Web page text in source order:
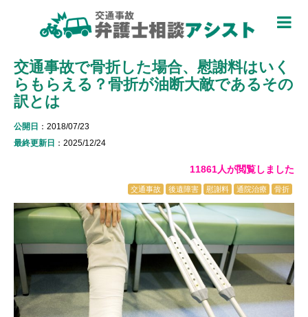
交通事故で骨折した場合、慰謝料はいく
らもらえる？骨折が油断大敵であるその
訳とは
公開日 ：2018/07/23
最終更新日 ：2025/12/24
11861人が閲覧しました
交通事故 後遺障害 慰謝料 通院治療 骨折
被害者のための基礎知識 ▼
被害者になったら
適用できる保険を知る
休業損害について知る
弁護士特約について知る
加害者側について知る
被害に関する用語を知る
解決までの流れ ▼